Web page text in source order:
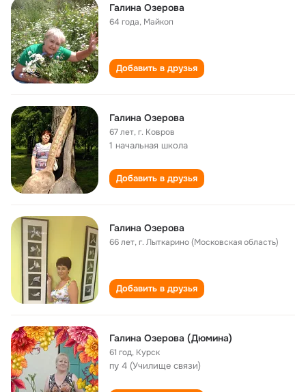
Галина Озерова
64 года, Майкоп
Добавить в друзья
Галина Озерова
67 лет,г. Ковров
1 начальная школа
Добавить в друзья
Галина Озерова
66 лет,г. Лыткарино (Московская область)
Добавить в друзья
Галина Озерова (Дюмина)
61 год, Курск
пу 4 (Училище связи)